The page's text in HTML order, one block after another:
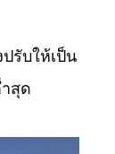
รับให้เป็น
สุด